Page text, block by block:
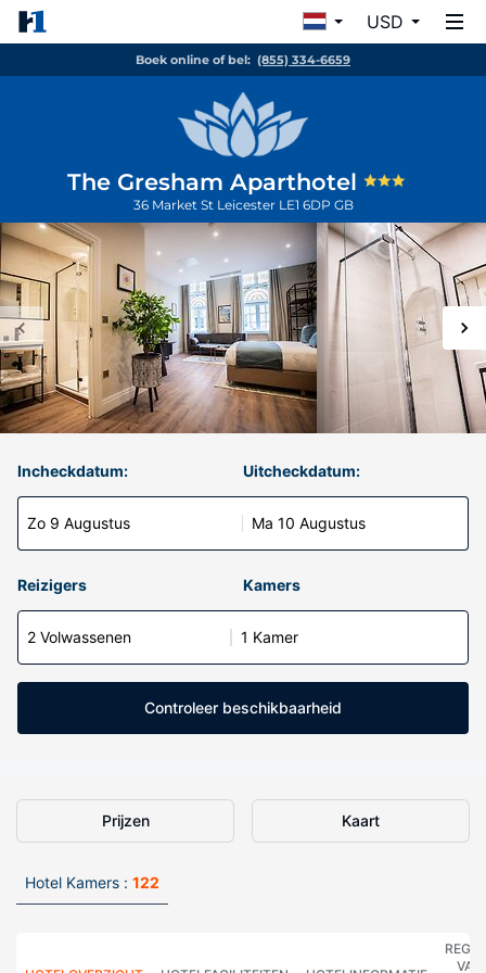
USD
Boek online of bel: (855) 334-6659
The Gresham Aparthotel
36 Market St Leicester LE1 6DP GB
Incheckdatum:
Zo 9 Augustus
Uitcheckdatum:
Ma 10 Augustus
Reizigers Kamers
2 Volwassenen 1 Kamer
Controleer beschikbaarheid
Prijzen Kaart
Hotel Kamers : 122
VAN